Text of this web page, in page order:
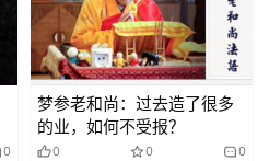
0
梦参老和尚：过去造了很多
的业，如何不受报？
0 0 0